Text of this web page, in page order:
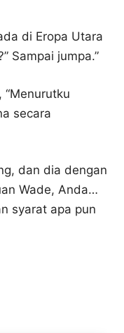
di Eropa Utara
Sampai jumpa.”
secara
dan dia dengan
Wade, Anda…
syarat apa pun